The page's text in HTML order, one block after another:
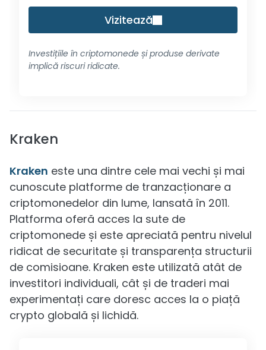
Vizitează
Investițiile în criptomonede și produse derivate
implică riscuri ridicate.
Kraken
Kraken este una dintre cele mai vechi și mai
cunoscute platforme de tranzacționare a
criptomonedelor din lume, lansată în 2011.
Platforma oferă acces la sute de
criptomonede și este apreciată pentru nivelul
ridicat de securitate și transparența structurii
de comisioane. Kraken este utilizată atât de
investitori individuali, cât și de traderi mai
experimentați care doresc acces la o piață
crypto globală și lichidă.